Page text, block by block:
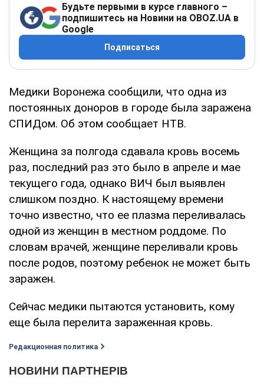
Будьте первыми в курсе главного –
подпишитесь на Новини на OBOZ.UA в
Google
Подписаться
Медики Воронежа сообщили, что одна из
постоянных доноров в городе была заражена
СПИДом. Об этом сообщает НТВ.
Женщина за полгода сдавала кровь восемь
раз, последний раз это было в апреле и мае
текущего года, однако ВИЧ был выявлен
слишком поздно. К настоящему времени
точно известно, что ее плазма переливалась
одной из женщин в местном роддоме. По
словам врачей, женщине переливали кровь
после родов, поэтому ребенок не может быть
заражен.
Сейчас медики пытаются установить, кому
еще была перелита зараженная кровь.
Редакционная политика